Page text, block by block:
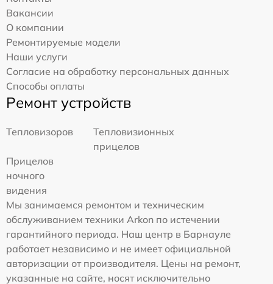
Вакансии
О компании
Ремонтируемые модели
Наши услуги
Согласие на обработку персональных данных
Способы оплаты
Ремонт устройств
Тепловизоров
Тепловизионных
прицелов
Прицелов
ночного
видения
Мы занимаемся ремонтом и техническим
обслуживанием техники Arkon по истечении
гарантийного периода. Наш центр в Барнауле
работает независимо и не имеет официальной
авторизации от производителя. Цены на ремонт,
указанные на сайте, носят исключительно